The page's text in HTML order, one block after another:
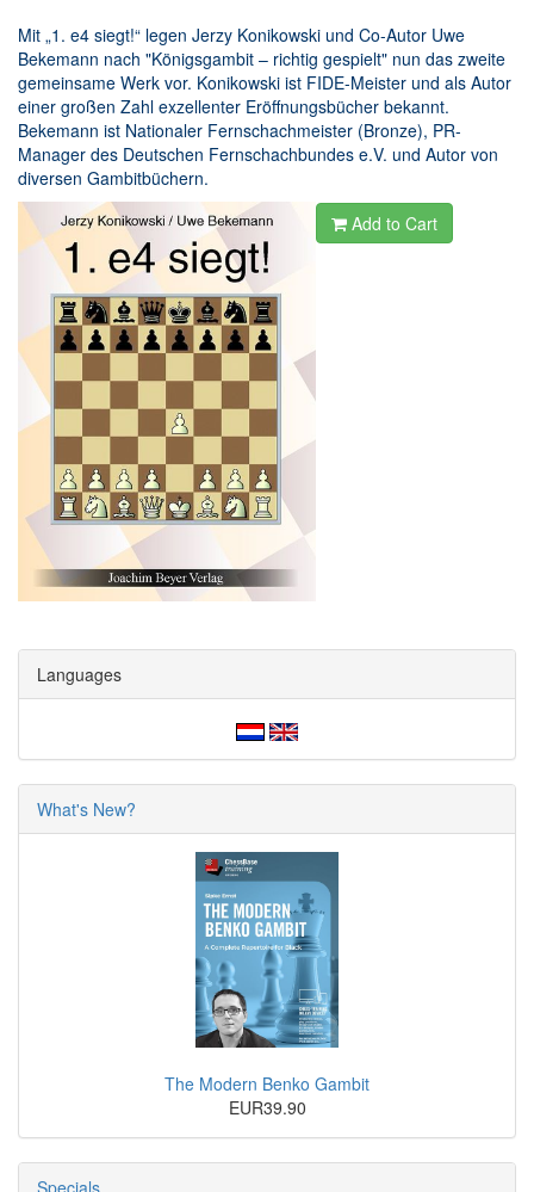
Mit „1. e4 siegt!“ legen Jerzy Konikowski und Co-Autor Uwe
Bekemann nach "Königsgambit – richtig gespielt" nun das zweite
gemeinsame Werk vor. Konikowski ist FIDE-Meister und als Autor
einer großen Zahl exzellenter Eröffnungsbücher bekannt.
Bekemann ist Nationaler Fernschachmeister (Bronze), PR-
Manager des Deutschen Fernschachbundes e.V. und Autor von
diversen Gambitbüchern.
Add to Cart
Languages
What's New?
The Modern Benko Gambit
EUR39.90
Specials